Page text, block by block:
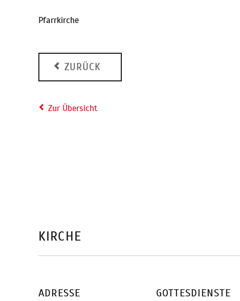
Pfarrkirche
ZURÜCK
Zur Übersicht
KIRCHE
ADRESSE GOTTESDIENSTE